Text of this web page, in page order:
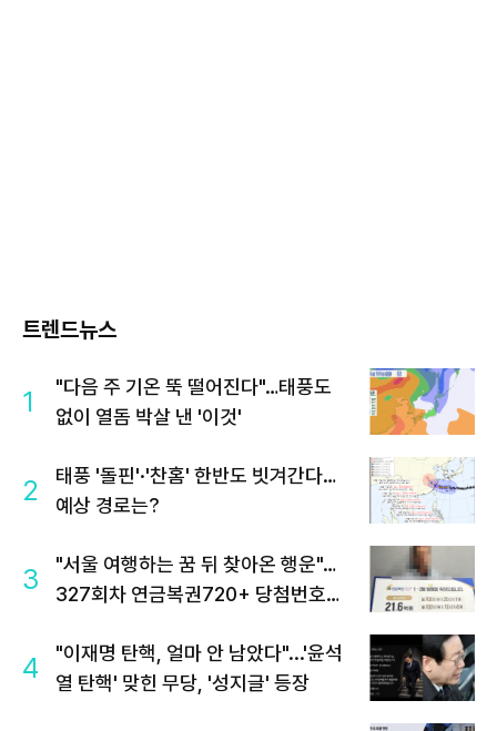
트렌드뉴스
1
"다음 주 기온 뚝 떨어진다"…태풍도
없이 열돔 박살 낸 '이것'
2
태풍 '돌핀'·'찬홈' 한반도 빗겨간다…
예상 경로는?
3
"서울 여행하는 꿈 뒤 찾아온 행운"…
327회차 연금복권720+ 당첨번호조
4
"이재명 탄핵, 얼마 안 남았다"...'윤석
열 탄핵' 맞힌 무당, '성지글' 등장